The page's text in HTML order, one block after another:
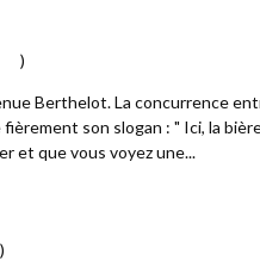
)
Berthelot. La concurrence
son slogan : " Ici, la
et que vous voyez une...
)